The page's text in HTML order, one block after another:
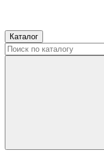
Каталог